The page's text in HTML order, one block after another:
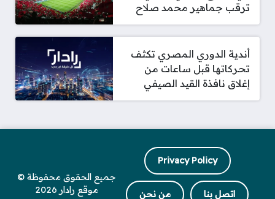
ترقب جماهير محمد صلاح
أندية الدوري المصري تكثف
تحركاتها قبل ساعات من
إغلاق نافذة القيد الصيفي
Privacy Policy
اتصل بنا من نحن
جميع الحقوق محفوظة ©
موقع رادار 2026